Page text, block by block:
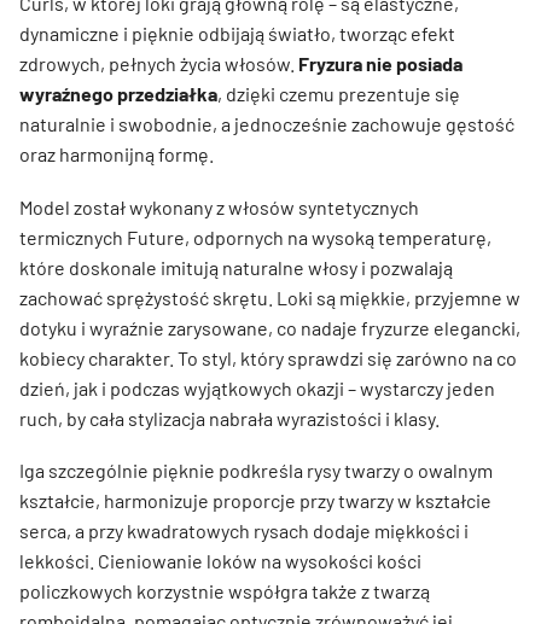
dynamiczne i pięknie odbijają światło, tworząc efekt
zdrowych, pełnych życia włosów. Fryzura nie posiada
wyraźnego przedziałka, dzięki czemu prezentuje się
naturalnie i swobodnie, a jednocześnie zachowuje gęstość
oraz harmonijną formę.
Model został wykonany z włosów syntetycznych
termicznych Future, odpornych na wysoką temperaturę,
które doskonale imitują naturalne włosy i pozwalają
zachować sprężystość skrętu. Loki są miękkie, przyjemne w
dotyku i wyraźnie zarysowane, co nadaje fryzurze elegancki,
kobiecy charakter. To styl, który sprawdzi się zarówno na co
dzień, jak i podczas wyjątkowych okazji – wystarczy jeden
ruch, by cała stylizacja nabrała wyrazistości i klasy.
Iga szczególnie pięknie podkreśla rysy twarzy o owalnym
kształcie, harmonizuje proporcje przy twarzy w kształcie
serca, a przy kwadratowych rysach dodaje miękkości i
lekkości. Cieniowanie loków na wysokości kości
policzkowych korzystnie współgra także z twarzą